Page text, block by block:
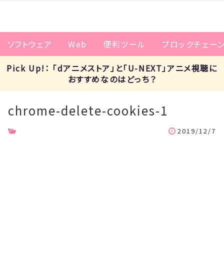
ソフトウェア Web 便利ツール
ブロックチェー
Pick Up!： 「dアニメストア」と「U-NEXT」アニメ視聴に
おすすめなのはどっち？
chrome-delete-cookies-1
2019/12/7